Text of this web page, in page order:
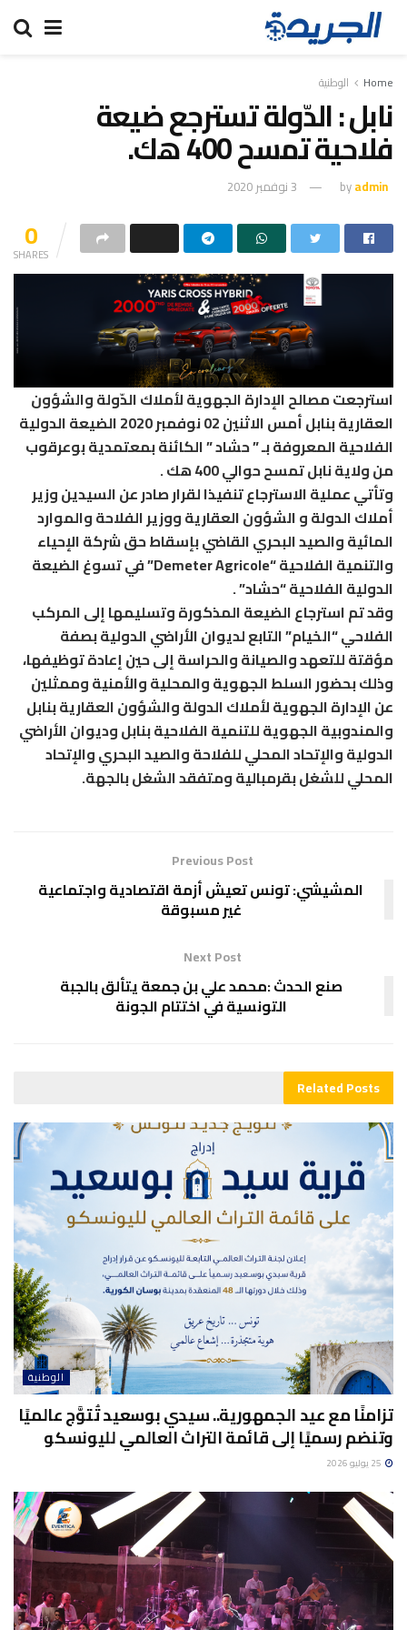
Home الوطنية
نابل : الدّولة تسترجع ضيعة
فلاحية تمسح 400 هك.
byadmin 3 نوفمبر 2020
0
SHARES
استرجعت مصالح الإدارة الجهوية لأملاك الدّولة والشؤون
العقارية بنابل أمس الاثنين 02 نوفمبر 2020 الضيعة الدولية
الفلاحية المعروفة بـ ” حشاد ” الكائنة بمعتمدية بوعرقوب
من ولاية نابل تمسح حوالي 400 هك .
وتأتي عملية الاسترجاع تنفيذا لقرار صادر عن السيدين وزير
أملاك الدولة و الشؤون العقارية ووزير الفلاحة والموارد
المائية والصيد البحري القاضي بإسقاط حق شركة الإحياء
والتنمية الفلاحية “Demeter Agricole” في تسوغ الضيعة
الدولية الفلاحية “حشاد” .
وقد تم استرجاع الضيعة المذكورة وتسليمها إلى المركب
الفلاحي “الخيام” التابع لديوان الأراضي الدولية بصفة
مؤقتة للتعهد والصيانة والحراسة إلى حين إعادة توظيفها،
وذلك بحضور السلط الجهوية والمحلية والأمنية وممثلين
عن الإدارة الجهوية لأملاك الدولة والشؤون العقارية بنابل
والمندوبية الجهوية للتنمية الفلاحية بنابل وديوان الأراضي
الدولية والإتحاد المحلي للفلاحة والصيد البحري والإتحاد
المحلي للشغل بقرمبالية ومتفقد الشغل بالجهة.
Previous Post
المشيشي: تونس تعيش أزمة اقتصادية واجتماعية
غير مسبوقة
Next Post
صنع الحدث :محمد علي بن جمعة يتألق بالجبة
التونسية في اختتام الجونة
RelatedPosts
الوطنية
تزامنًا مع عيد الجمهورية.. سيدي بوسعيد تُتوَّج عالميًا
وتنضم رسميًا إلى قائمة التراث العالمي لليونسكو